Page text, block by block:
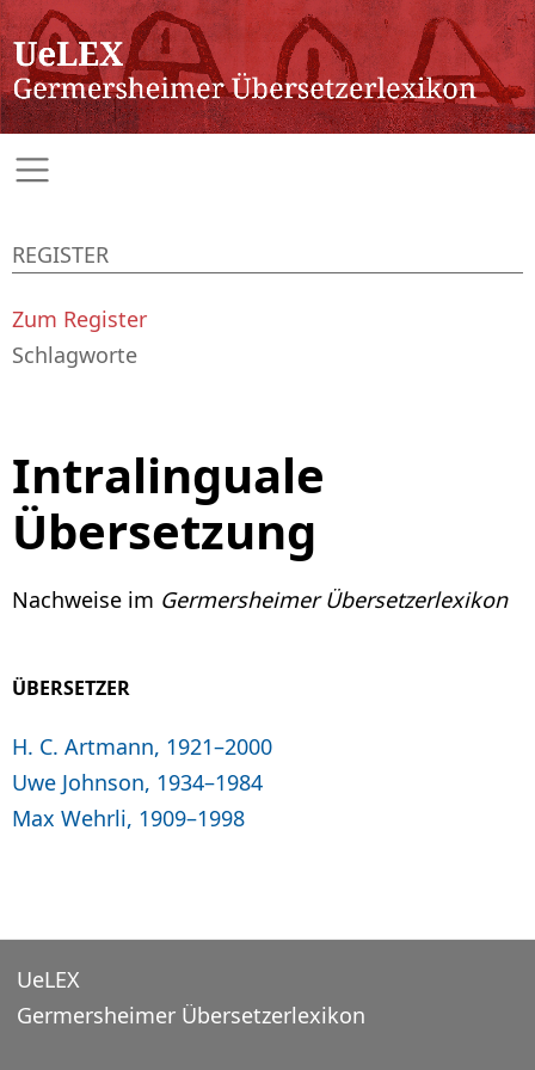
Intralinguale
Übersetzung
Nachweise im Germersheimer Übersetzerlexikon
ÜBERSETZER
H. C. Artmann, 1921–2000
Uwe Johnson, 1934–1984
Max Wehrli, 1909–1998
REGISTER
Zum Register
Schlagworte
UeLEX
Germersheimer Übersetzerlexikon